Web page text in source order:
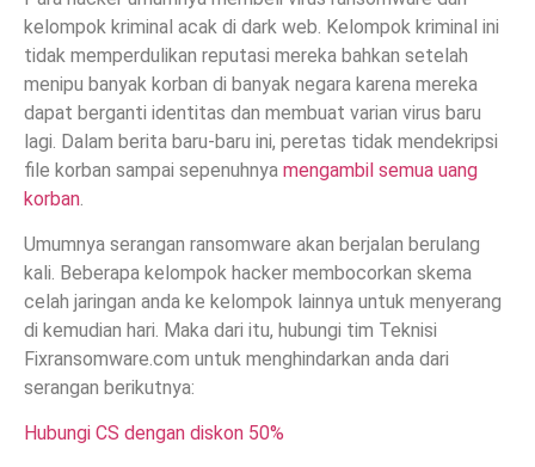
kelompok kriminal acak di dark web. Kelompok kriminal ini
tidak memperdulikan reputasi mereka bahkan setelah
menipu banyak korban di banyak negara karena mereka
dapat berganti identitas dan membuat varian virus baru
lagi. Dalam berita baru-baru ini, peretas tidak mendekripsi
file korban sampai sepenuhnya mengambil semua uang
korban
Umumnya serangan ransomware akan berjalan berulang
kali. Beberapa kelompok hacker membocorkan skema
celah jaringan anda ke kelompok lainnya untuk menyerang
di kemudian hari. Maka dari itu, hubungi tim Teknisi
Fixransomware.com untuk menghindarkan anda dari
serangan berikutnya:
Hubungi CS dengan diskon 50%